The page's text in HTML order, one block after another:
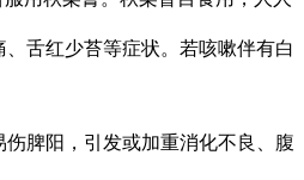
舌红少苔等症状。若咳嗽伴有白
脾阳，引发或加重消化不良、腹